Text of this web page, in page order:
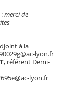
merci de
à la
lyon.fr
, référent Demi-
lyon.fr